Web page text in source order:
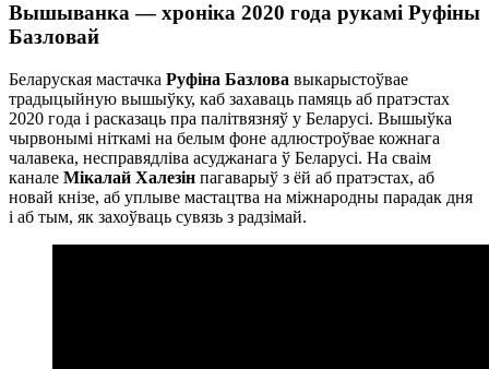
Вышыванка — хроніка 2020 года рукамі Руфіны
Базловай
Беларуская мастачка Руфіна Базлова выкарыстоўвае
традыцыйную вышыўку, каб захаваць памяць аб пратэстах
2020 года і расказаць пра палітвязняў у Беларусі. Вышыўка
чырвонымі ніткамі на белым фоне адлюстроўвае кожнага
чалавека, несправядліва асуджанага ў Беларусі. На сваім
канале Мікалай Халезін пагаварыў з ёй аб пратэстах, аб
новай кнізе, аб уплыве мастацтва на міжнародны парадак дня
і аб тым, як захоўваць сувязь з радзімай.